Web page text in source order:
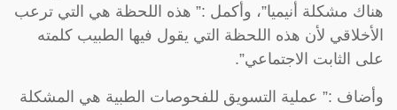
هناك مشكلة أنيميا”، وأكمل :” هذه اللحظة هي التي ترعب
الأخلاقي لأن هذه اللحظة التي يقول فيها الطبيب كلمته
على الثابت الاجتماعي”.
وأضاف :” عملية التسويق للفحوصات الطبية هي المشكلة